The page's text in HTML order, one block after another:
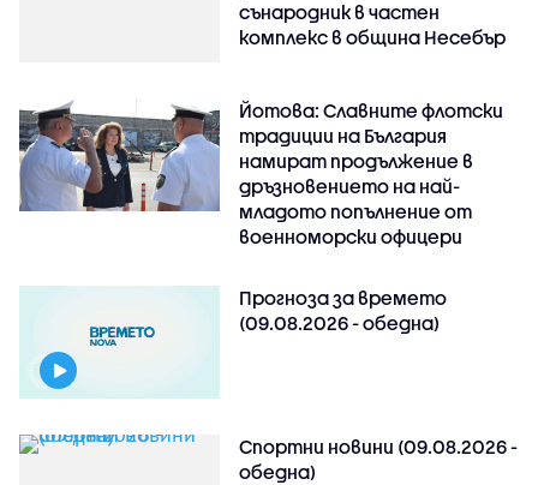
сънародник в частен
комплекс в община Несебър
Йотова: Славните флотски
традиции на България
намират продължение в
дръзновението на най-
младото попълнение от
военноморски офицери
Прогноза за времето
(09.08.2026 - обедна)
Спортни новини (09.08.2026 -
обедна)